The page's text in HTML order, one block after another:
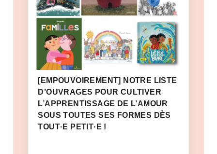
[EMPOUVOIREMENT] NOTRE LISTE
D’OUVRAGES POUR CULTIVER
L’APPRENTISSAGE DE L’AMOUR
SOUS TOUTES SES FORMES DÈS
TOUT·E PETIT·E !